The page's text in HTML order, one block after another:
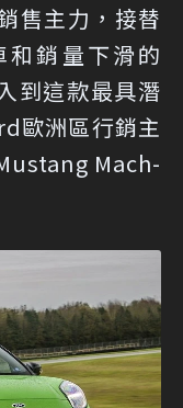
售主力，接替
和銷量下滑的
到這款最具潛
歐洲區行銷主
Mach-